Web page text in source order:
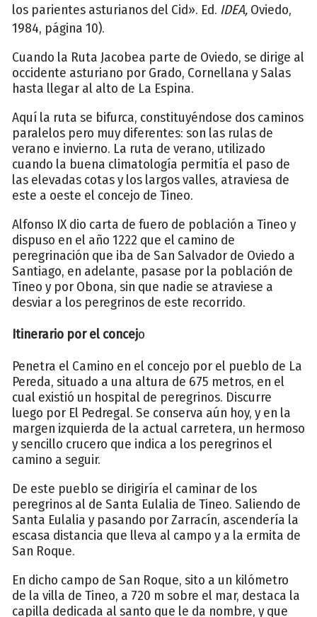
los parientes asturianos del Cid». Ed. IDEA, Oviedo,
1984, página 10).
Cuando la Ruta Jacobea parte de Oviedo, se dirige al
occidente asturiano por Grado, Cornellana y Salas
hasta llegar al alto de La Espina.
Aquí la ruta se bifurca, constituyéndose dos caminos
paralelos pero muy diferentes: son las rulas de
verano e invierno. La ruta de verano, utilizado
cuando la buena climatología permitía el paso de
las elevadas cotas y los largos valles, atraviesa de
este a oeste el concejo de Tineo.
Alfonso IX dio carta de fuero de población a Tineo y
dispuso en el año 1222 que el camino de
peregrinación que iba de San Salvador de Oviedo a
Santiago, en adelante, pasase por la población de
Tineo y por Obona, sin que nadie se atraviese a
desviar a los peregrinos de este recorrido.
Itinerario por el concejo
Penetra el Camino en el concejo por el pueblo de La
Pereda, situado a una altura de 675 metros, en el
cual existió un hospital de peregrinos. Discurre
luego por El Pedregal. Se conserva aún hoy, y en la
margen izquierda de la actual carretera, un hermoso
y sencillo crucero que indica a los peregrinos el
camino a seguir.
De este pueblo se dirigiría el caminar de los
peregrinos al de Santa Eulalia de Tineo. Saliendo de
Santa Eulalia y pasando por Zarracín, ascendería la
escasa distancia que lleva al campo y a la ermita de
San Roque.
En dicho campo de San Roque, sito a un kilómetro
de la villa de Tineo, a 720 m sobre el mar, destaca la
capilla dedicada al santo que le da nombre, y que